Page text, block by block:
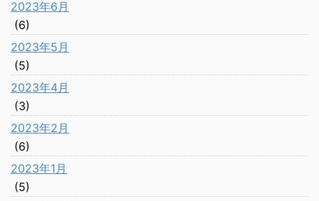
2023年6月
(6)
2023年5月
(5)
2023年4月
(3)
2023年2月
(6)
2023年1月
(5)